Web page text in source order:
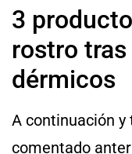
3
rostro
dérmicos
A continuación
comentado